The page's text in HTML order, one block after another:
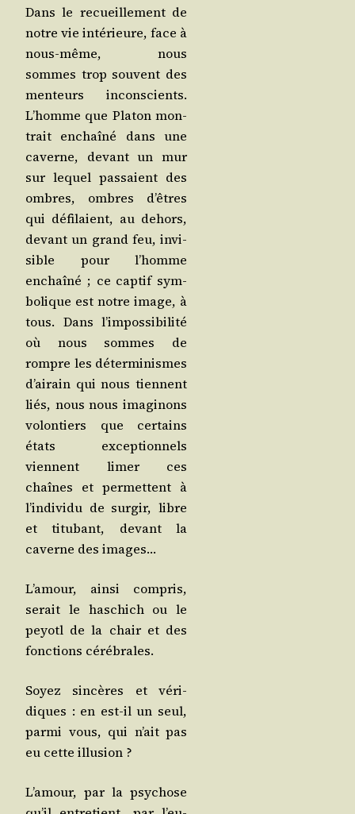
Dans le recueille­ment de
notre vie inté­rieure, face à
nous-même, nous
sommes trop sou­vent des
men­teurs incons­cients.
L’homme que Pla­ton mon­
trait enchaî­né dans une
caverne, devant un mur
sur lequel pas­saient des
ombres, ombres d’êtres
qui défi­laient, au dehors,
devant un grand feu, invi­
sible pour l’homme
enchaî­né ; ce cap­tif sym­
bo­lique est notre image, à
tous. Dans l’im­pos­si­bi­li­té
où nous sommes de
rompre les déter­mi­nismes
d’ai­rain qui nous tiennent
liés, nous nous ima­gi­nons
volon­tiers que cer­tains
états excep­tion­nels
viennent limer ces
chaînes et per­mettent à
l’in­di­vi­du de sur­gir, libre
et titu­bant, devant la
caverne des images…
L’a­mour, ain­si com­pris,
serait le haschich ou le
peyotl de la chair et des
fonc­tions cérébrales.
Soyez sin­cères et véri­
diques : en est-il un seul,
par­mi vous, qui n’ait pas
eu cette illusion ?
L’a­mour, par la psy­chose